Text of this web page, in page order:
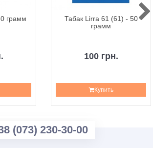
грамм
Табак Lirra 61 (61) - 50
грамм
100 грн.
Купить
(073) 230-30-00